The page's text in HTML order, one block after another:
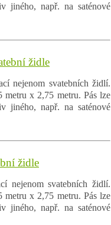
jiného, např. na saténové
židle
nejenom svatebních židlí.
metru x 2,75 metru. Pás lze
jiného, např. na saténové
židle
nejenom svatebních židlí.
metru x 2,75 metru. Pás lze
jiného, např. na saténové